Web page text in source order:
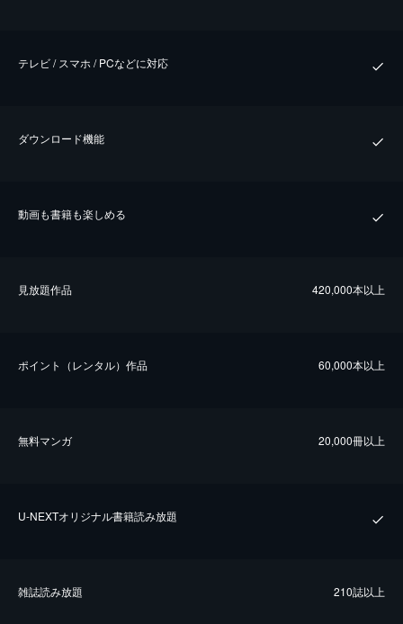
テレビ / スマホ / PCなどに対応
ダウンロード機能
動画も書籍も楽しめる
⾒放題作品 420,000本以上
ポイント（レンタル）作品 60,000本以上
無料マンガ 20,000冊以上
U-NEXTオリジナル書籍読み放題
雑誌読み放題 210誌以上